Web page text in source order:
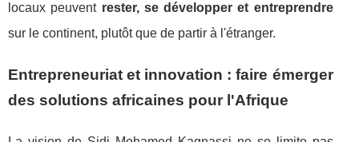
locaux peuvent rester, se développer et entreprendre
sur le continent, plutôt que de partir à l'étranger.
Entrepreneuriat et innovation : faire émerger
des solutions africaines pour l'Afrique